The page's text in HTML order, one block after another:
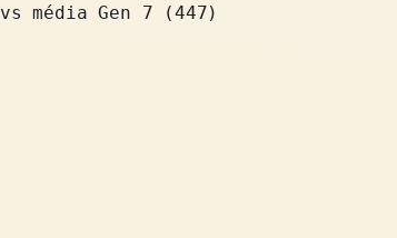
vs média Gen 7 (447)